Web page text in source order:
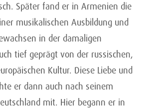
Später fand er in Armenien die
musikalischen Ausbildung und
in der damaligen
tief geprägt von der russischen,
Kultur. Diese Liebe und
er dann auch nach seinem
mit. Hier begann er in